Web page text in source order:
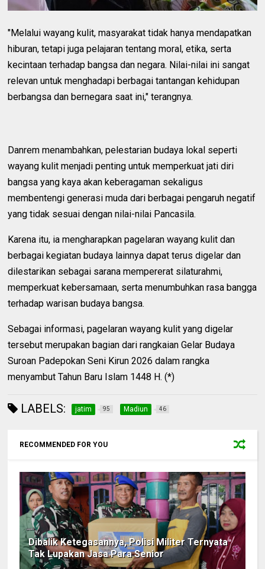
"Melalui wayang kulit, masyarakat tidak hanya mendapatkan
hiburan, tetapi juga pelajaran tentang moral, etika, serta
kecintaan terhadap bangsa dan negara. Nilai-nilai ini sangat
relevan untuk menghadapi berbagai tantangan kehidupan
berbangsa dan bernegara saat ini," terangnya.
Danrem menambahkan, pelestarian budaya lokal seperti
wayang kulit menjadi penting untuk memperkuat jati diri
bangsa yang kaya akan keberagaman sekaligus
membentengi generasi muda dari berbagai pengaruh negatif
yang tidak sesuai dengan nilai-nilai Pancasila.
Karena itu, ia mengharapkan pagelaran wayang kulit dan
berbagai kegiatan budaya lainnya dapat terus digelar dan
dilestarikan sebagai sarana mempererat silaturahmi,
memperkuat kebersamaan, serta menumbuhkan rasa bangga
terhadap warisan budaya bangsa.
Sebagai informasi, pagelaran wayang kulit yang digelar
tersebut merupakan bagian dari rangkaian Gelar Budaya
Suroan Padepokan Seni Kirun 2026 dalam rangka
menyambut Tahun Baru Islam 1448 H. (*)
LABELS: jatim 95 Madiun 46
RECOMMENDED FOR YOU
Dibalik Ketegasannya, Polisi Militer Ternyata
Tak Lupakan Jasa Para Senior